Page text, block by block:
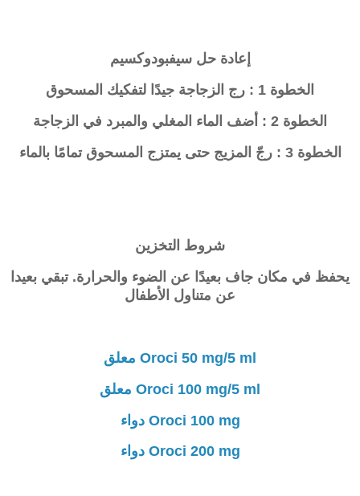
إعادة حلسيفبودوكسيم
الخطوة 1 : رج الزجاجة جيدًا لتفكيك المسحوق
الخطوة 2 : أضف الماء المغلي والمبرد في الزجاجة
الخطوة 3 : رجّ المزيج حتى يمتزج المسحوق تمامًا بالماء
شروط التخزين
يحفظ في مكان جاف بعيدًا عن الضوء والحرارة. تبقي بعيدا
عن متناول الأطفال
Oroci 50 mg/5 ml معلق
Oroci 100 mg/5 ml معلق
Oroci 100 mg دواء
Oroci 200 mg دواء